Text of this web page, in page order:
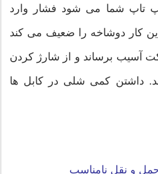
تاپ شما می شود فشار وارد
کار دوشاخه را ضعیف می کند
آسیب برساند و از شارژ کردن
داشتن کمی شلی در کابل ها